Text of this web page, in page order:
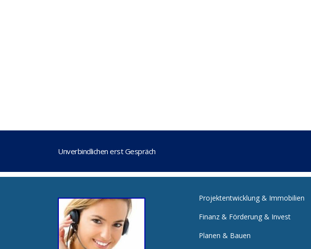
Unverbindlichen erst Gespräch
Projektentwicklung & Immobilien
Finanz & Förderung & Invest
Planen & Bauen